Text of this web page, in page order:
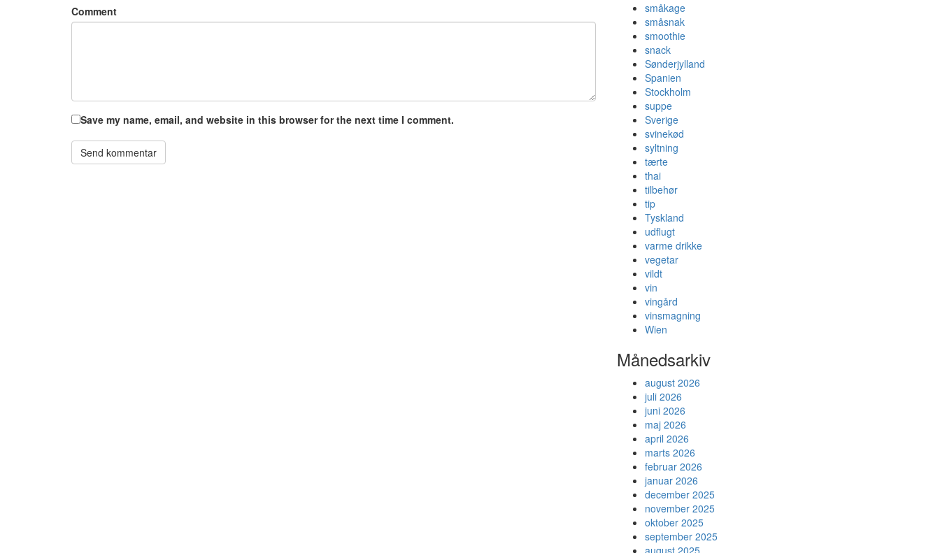
Comment
Save my name, email, and website in this browser for the next time I comment.
småkage
småsnak
smoothie
snack
Sønderjylland
Spanien
Stockholm
suppe
Sverige
svinekød
syltning
tærte
thai
tilbehør
tip
Tyskland
udflugt
varme drikke
vegetar
vildt
vin
vingård
vinsmagning
Wien
Månedsarkiv
august 2026
juli 2026
juni 2026
maj 2026
april 2026
marts 2026
februar 2026
januar 2026
december 2025
november 2025
oktober 2025
september 2025
august 2025